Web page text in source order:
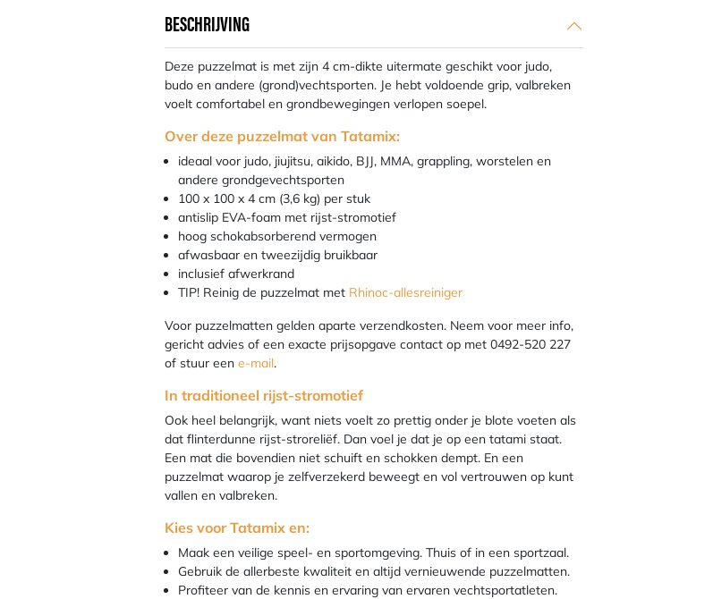
BESCHRIJVING
Deze puzzelmat is met zijn 4 cm-dikte uitermate geschikt voor judo,
budo en andere (grond)vechtsporten. Je hebt voldoende grip, valbreken
voelt comfortabel en grondbewegingen verlopen soepel.
Over deze puzzelmat van Tatamix:
ideaal voor judo, jiujitsu, aikido, BJJ, MMA, grappling, worstelen en
andere grondgevechtsporten
100 x 100 x 4 cm (3,6 kg) per stuk
antislip EVA-foam met rijst-stromotief
hoog schokabsorberend vermogen
afwasbaar en tweezijdig bruikbaar
inclusief afwerkrand
TIP! Reinig de puzzelmat met Rhinoc-allesreiniger
Voor puzzelmatten gelden aparte verzendkosten. Neem voor meer info,
gericht advies of een exacte prijsopgave contact op met 0492-520 227
of stuur een e-mail.
In traditioneel rijst-stromotief
Ook heel belangrijk, want niets voelt zo prettig onder je blote voeten als
dat flinterdunne rijst-stroreliëf. Dan voel je dat je op een tatami staat.
Een mat die bovendien niet schuift en schokken dempt. En een
puzzelmat waarop je zelfverzekerd beweegt en vol vertrouwen op kunt
vallen en valbreken.
Kies voor Tatamix en:
Maak een veilige speel- en sportomgeving. Thuis of in een sportzaal.
Gebruik de allerbeste kwaliteit en altijd vernieuwende puzzelmatten.
Profiteer van de kennis en ervaring van ervaren vechtsportatleten.